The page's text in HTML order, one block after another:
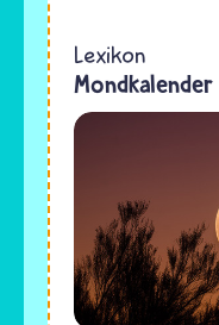
Lexikon
Mondkalender